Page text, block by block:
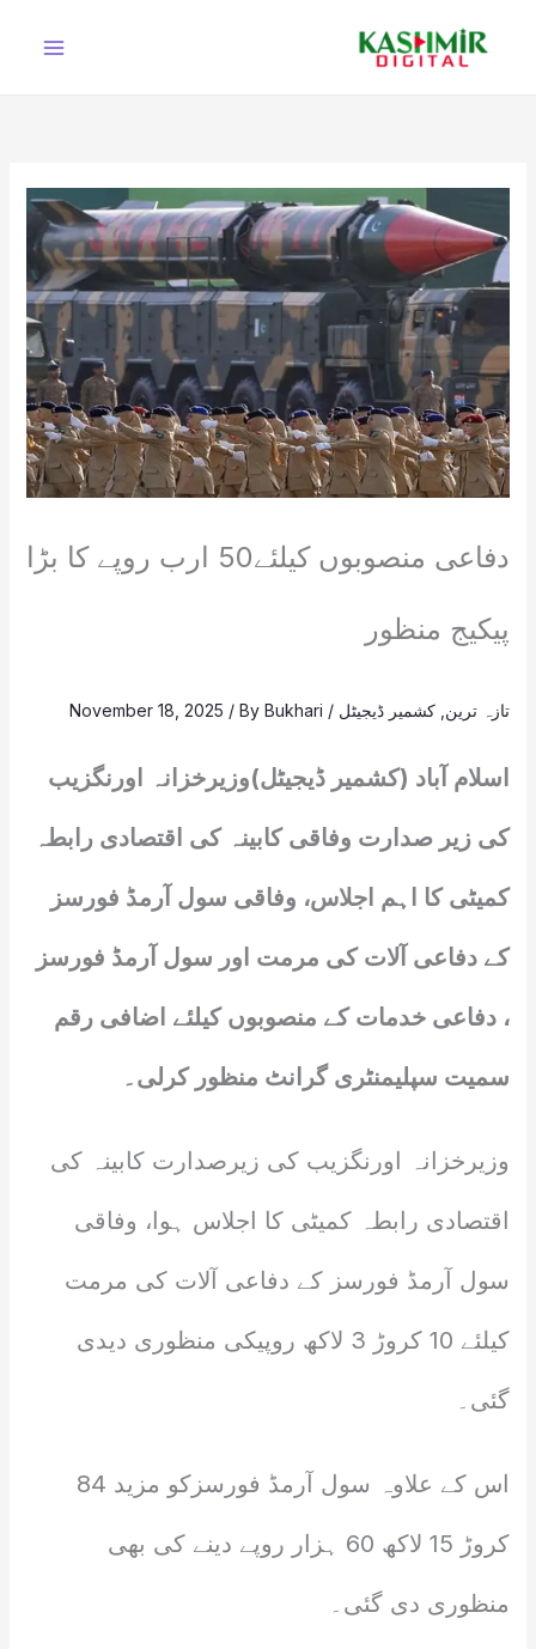
دفاعی منصوبوں کیلئے50 ارب روپے کا بڑا
پیکیج منظور
تازہ ترین کشمیر ڈیجیٹل /
November 18, 2025 / ByBukhari
اسلام آباد (کشمیر ڈیجیٹل)وزیرخزانہ اورنگزیب
کی زیر صدارت وفاقی کابینہ کی اقتصادی رابطہ
کمیٹی کا اہم اجلاس، وفاقی سول آرمڈ فورسز
کے دفاعی آلات کی مرمت اور سول آرمڈ فورسز
، دفاعی خدمات کے منصوبوں کیلئے اضافی رقم
سمیت سپلیمنٹری گرانٹ منظور کرلی۔
وزیرخزانہ اورنگزیب کی زیرصدارت کابینہ کی
اقتصادی رابطہ کمیٹی کا اجلاس ہوا، وفاقی
سول آرمڈ فورسز کے دفاعی آلات کی مرمت
کیلئے 10 کروڑ 3 لاکھ روپیکی منظوری دیدی
گئی۔
اس کے علاوہ سول آرمڈ فورسزکو مزید 84
کروڑ 15 لاکھ 60 ہزار روپے دینے کی بھی
منظوری دی گئی۔